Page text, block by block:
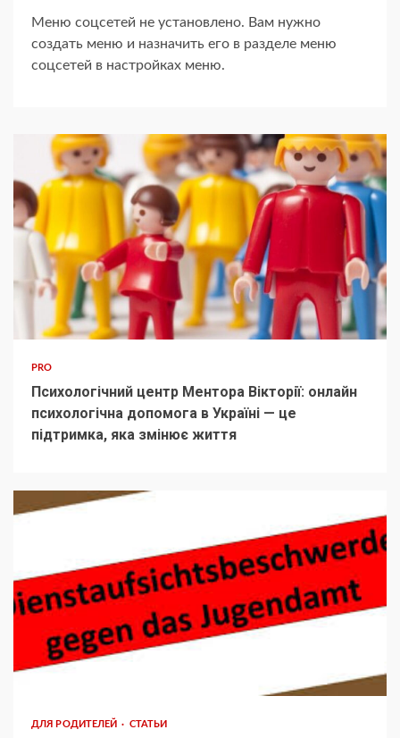
Меню соцсетей не установлено. Вам нужно
создать меню и назначить его в разделе меню
соцсетей в настройках меню.
PRO
Психологічний центр Ментора Вікторії: онлайн
психологічна допомога в Україні — це
підтримка, яка змінює життя
ДЛЯ РОДИТЕЛЕЙ СТАТЬИ